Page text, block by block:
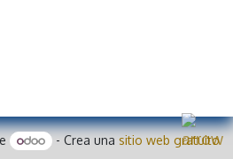
- Crea una sitio web gratuito